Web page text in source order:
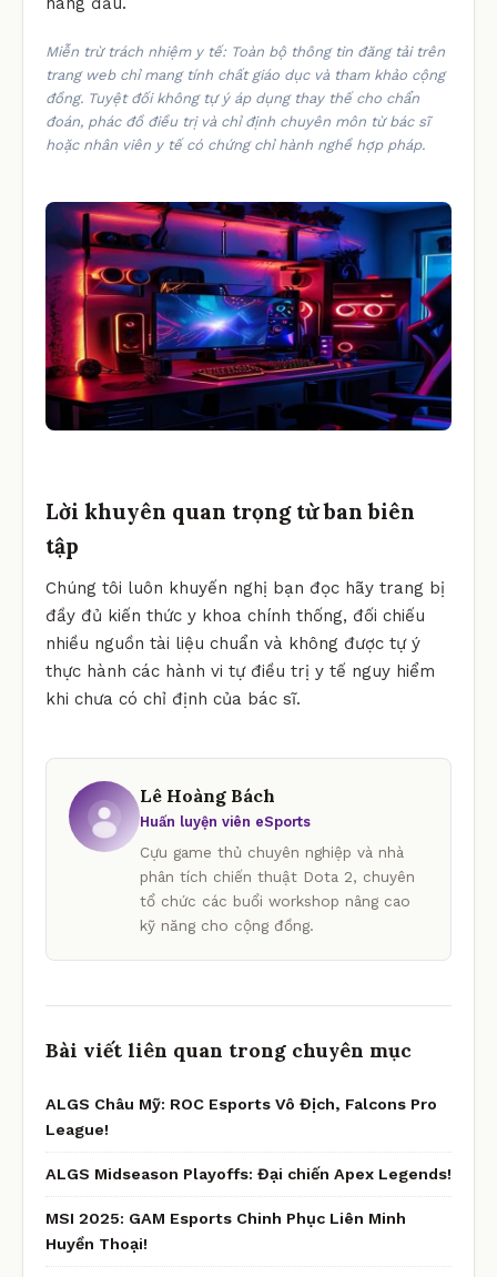
Miễn trừ trách nhiệm y tế: Toàn bộ thông tin đăng tải trên
trang web chỉ mang tính chất giáo dục và tham khảo cộng
đồng. Tuyệt đối không tự ý áp dụng thay thế cho chẩn
đoán, phác đồ điều trị và chỉ định chuyên môn từ bác sĩ
hoặc nhân viên y tế có chứng chỉ hành nghề hợp pháp.
Lời khuyên quan trọng từ ban biên
tập
Chúng tôi luôn khuyến nghị bạn đọc hãy trang bị
đầy đủ kiến thức y khoa chính thống, đối chiếu
nhiều nguồn tài liệu chuẩn và không được tự ý
thực hành các hành vi tự điều trị y tế nguy hiểm
khi chưa có chỉ định của bác sĩ.
Lê Hoàng Bách
Huấn luyện viên eSports
Cựu game thủ chuyên nghiệp và nhà
phân tích chiến thuật Dota 2, chuyên
tổ chức các buổi workshop nâng cao
kỹ năng cho cộng đồng.
Bài viết liên quan trong chuyên mục
ALGS Châu Mỹ: ROC Esports Vô Địch, Falcons Pro
League!
ALGS Midseason Playoffs: Đại chiến Apex Legends!
MSI 2025: GAM Esports Chinh Phục Liên Minh
Huyền Thoại!